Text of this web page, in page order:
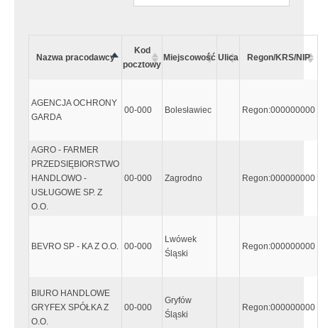
Nazwa pracodawcy
Kod
pocztowy
Miejscowość Ulica Regon/KRS/NIP
AGENCJA OCHRONY
GARDA
00-000 Bolesławiec Regon:000000000
AGRO - FARMER
PRZEDSIĘBIORSTWO
HANDLOWO -
USŁUGOWE SP. Z
O.O.
00-000 Zagrodno Regon:000000000
BEVRO SP - KA Z O.O. 00-000
Lwówek
Śląski
Regon:000000000
BIURO HANDLOWE
GRYFEX SPÓŁKA Z
O.O.
00-000
Gryfów
Śląski
Regon:000000000